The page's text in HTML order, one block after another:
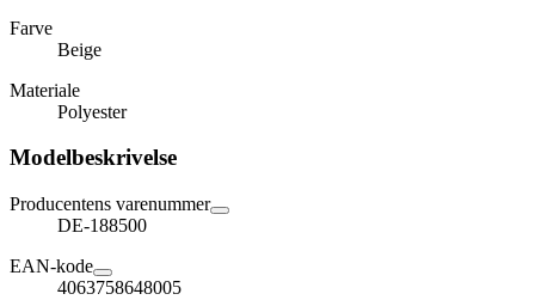
Farve
Beige
Materiale
Polyester
Modelbeskrivelse
Producentens varenummer
DE-188500
EAN-kode
4063758648005